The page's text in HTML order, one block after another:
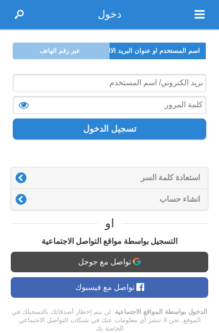
دخول
اسم المستخدم او عنوان البريد الالكتروني عبر رقم الهاتف
تسجيل الدخول
استعادة كلمة السر
انشاء حساب
او
التسجيل بواسطة مواقع التواصل الاجتماعية
تواصل مع جوجل
تواصل مع فيسبوك
الدخول بواسطة المواقع الاجتماعية: لن يتم إخطار أصدقائك بالتسجيلك في
الموقع. نحن لا ننشر أي معلومات عنك في شبكات التواصل الاجتماعي
الخاصة بك